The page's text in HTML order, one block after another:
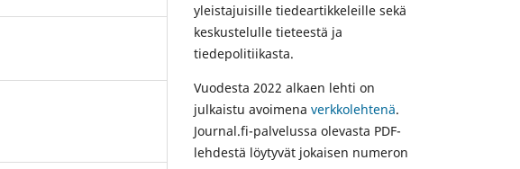
yleistajuisille tiedeartikkeleille sekä
keskustelulle tieteestä ja
tiedepolitiikasta.
Vuodesta 2022 alkaen lehti on
julkaistu avoimena verkkolehtenä.
Journal.fi-palvelussa olevasta PDF-
lehdestä löytyvät jokaisen numeron